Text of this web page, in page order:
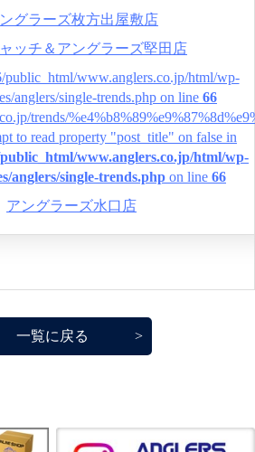
グラーズ枚方出屋敷店
ッチ＆アングラーズ堅田店
public_html/www.anglers.co.jp/html/wp-
anglers/single-trends.php on line 66
trends/
to read property "post_title" on false in
www.anglers.co.jp/html/wp-
anglers/single-trends.php on line 66
アングラーズ水口店
一覧に戻る